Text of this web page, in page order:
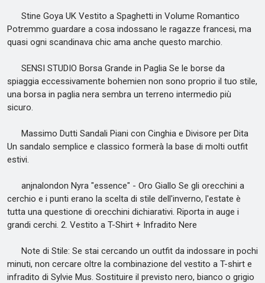
Stine Goya UK Vestito a Spaghetti in Volume Romantico
Potremmo guardare a cosa indossano le ragazze francesi, ma
quasi ogni scandinava chic ama anche questo marchio.
SENSI STUDIO Borsa Grande in Paglia Se le borse da
spiaggia eccessivamente bohemien non sono proprio il tuo stile,
una borsa in paglia nera sembra un terreno intermedio più
sicuro.
Massimo Dutti Sandali Piani con Cinghia e Divisore per Dita
Un sandalo semplice e classico formerà la base di molti outfit
estivi.
anjnalondon Nyra "essence" - Oro Giallo Se gli orecchini a
cerchio e i punti erano la scelta di stile dell'inverno, l'estate è
tutta una questione di orecchini dichiarativi. Riporta in auge i
grandi cerchi. 2. Vestito a T-Shirt + Infradito Nere
Note di Stile: Se stai cercando un outfit da indossare in pochi
minuti, non cercare oltre la combinazione del vestito a T-shirt e
infradito di Sylvie Mus. Sostituire il previsto nero, bianco o grigio